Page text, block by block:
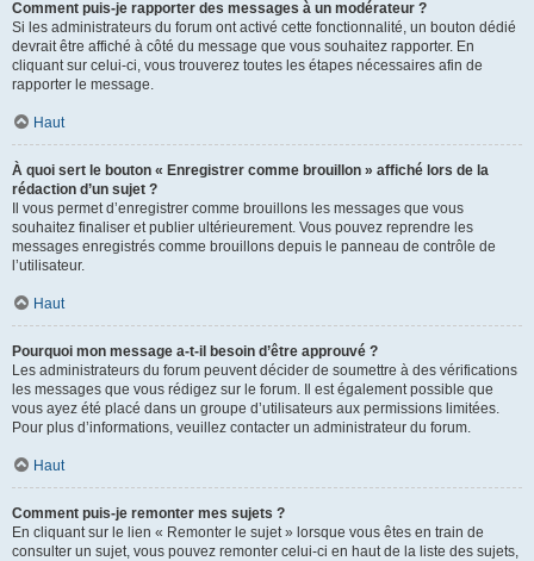
Comment puis-je rapporter des messages à un modérateur ?
Si les administrateurs du forum ont activé cette fonctionnalité, un bouton dédié
devrait être affiché à côté du message que vous souhaitez rapporter. En
cliquant sur celui-ci, vous trouverez toutes les étapes nécessaires afin de
rapporter le message.
Haut
À quoi sert le bouton « Enregistrer comme brouillon » affiché lors de la
rédaction d’un sujet ?
Il vous permet d’enregistrer comme brouillons les messages que vous
souhaitez finaliser et publier ultérieurement. Vous pouvez reprendre les
messages enregistrés comme brouillons depuis le panneau de contrôle de
l’utilisateur.
Haut
Pourquoi mon message a-t-il besoin d’être approuvé ?
Les administrateurs du forum peuvent décider de soumettre à des vérifications
les messages que vous rédigez sur le forum. Il est également possible que
vous ayez été placé dans un groupe d’utilisateurs aux permissions limitées.
Pour plus d’informations, veuillez contacter un administrateur du forum.
Haut
Comment puis-je remonter mes sujets ?
En cliquant sur le lien « Remonter le sujet » lorsque vous êtes en train de
consulter un sujet, vous pouvez remonter celui-ci en haut de la liste des sujets,